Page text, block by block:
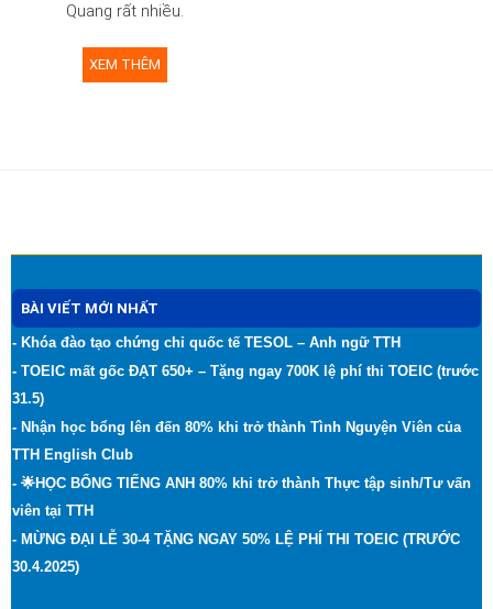
Quang rất nhiều.
XEM THÊM
BÀI VIẾT MỚI NHẤT
- Khóa đào tạo chứng chỉ quốc tế TESOL – Anh ngữ TTH
- TOEIC mất gốc ĐẠT 650+ – Tặng ngay 700K lệ phí thi TOEIC (trước
31.5)
- Nhận học bổng lên đến 80% khi trở thành Tình Nguyện Viên của
TTH English Club
- 🌟HỌC BỔNG TIẾNG ANH 80% khi trở thành Thực tập sinh/Tư vấn
viên tại TTH
- MỪNG ĐẠI LỄ 30-4 TẶNG NGAY 50% LỆ PHÍ THI TOEIC (TRƯỚC
30.4.2025)